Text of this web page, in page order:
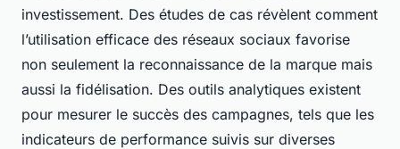
investissement. Des études de cas révèlent comment
l’utilisation efficace des réseaux sociaux favorise
non seulement la reconnaissance de la marque mais
aussi la fidélisation. Des outils analytiques existent
pour mesurer le succès des campagnes, tels que les
indicateurs de performance suivis sur diverses